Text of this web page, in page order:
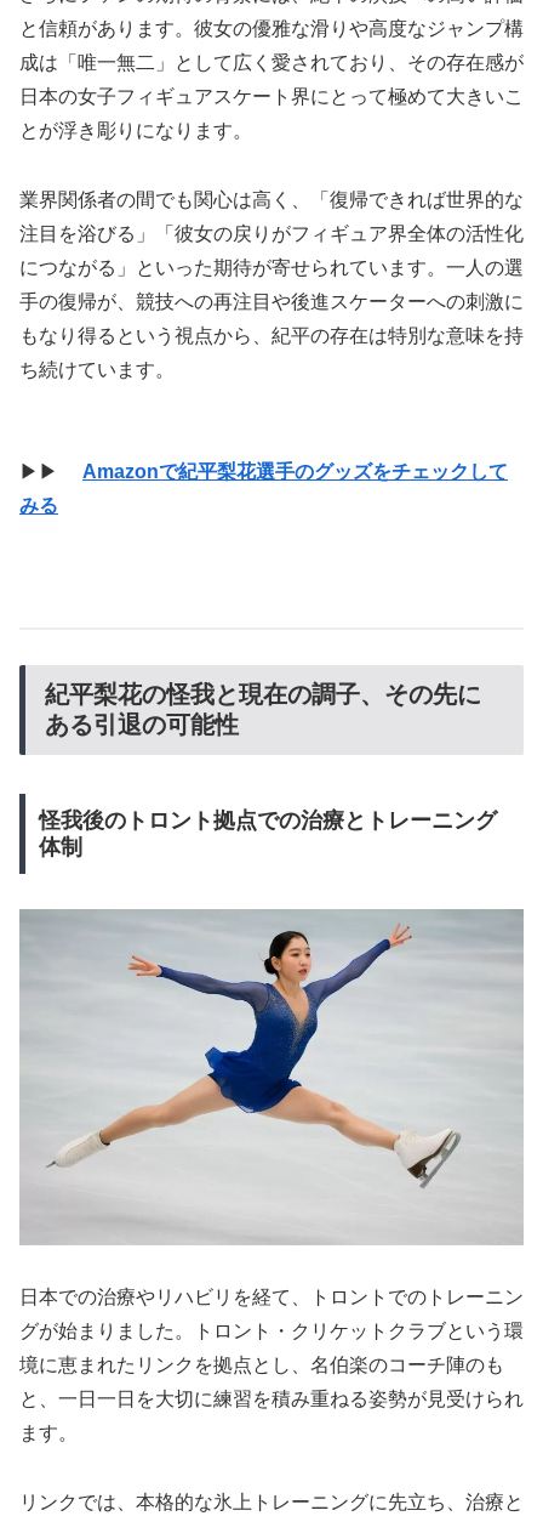
と信頼があります。彼女の優雅な滑りや高度なジャンプ構
成は「唯一無二」として広く愛されており、その存在感が
日本の女子フィギュアスケート界にとって極めて大きいこ
とが浮き彫りになります。
業界関係者の間でも関心は高く、「復帰できれば世界的な
注目を浴びる」「彼女の戻りがフィギュア界全体の活性化
につながる」といった期待が寄せられています。一人の選
手の復帰が、競技への再注目や後進スケーターへの刺激に
もなり得るという視点から、紀平の存在は特別な意味を持
ち続けています。
▶▶ Amazonで紀平梨花選手のグッズをチェックして
みる
紀平梨花の怪我と現在の調子、その先に
ある引退の可能性
怪我後のトロント拠点での治療とトレーニング
体制
日本での治療やリハビリを経て、トロントでのトレーニン
グが始まりました。トロント・クリケットクラブという環
境に恵まれたリンクを拠点とし、名伯楽のコーチ陣のも
と、一日一日を大切に練習を積み重ねる姿勢が見受けられ
ます。
リンクでは、本格的な氷上トレーニングに先立ち、治療と